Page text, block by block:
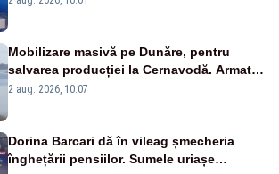
Mobilizare masivă pe Dunăre, pentru
salvarea producției la Cernavodă. Armata
va detona o stâncă și va devia apa
2 aug. 2026, 10:07
Dorina Barcari dă în vileag șmecheria
înghețării pensiilor. Sumele uriașe